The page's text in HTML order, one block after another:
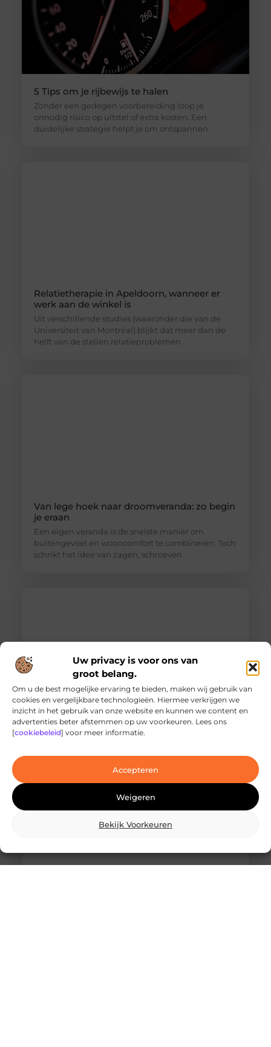
Uw privacy is voor ons van
groot belang.
Om u de best mogelijke ervaring te bieden, maken wij gebruik van
cookies en vergelijkbare technologieën. Hiermee verkrijgen we
inzicht in het gebruik van onze website en kunnen we content en
advertenties beter afstemmen op uw voorkeuren. Lees ons
[cookiebeleid] voor meer informatie.
Accepteren
Weigeren
Bekijk Voorkeuren
5 Tips om je rijbewijs te halen
Zonder een gedegen voorbereiding loop je
onnodig risico op uitstel of extra kosten. Een
duidelijke strategie helpt je om ontspannen
Relatietherapie in Apeldoorn, wanneer er
werk aan de winkel is
Uit verschillende studies (waaronder die van de
Universiteit van Montréal) blijkt dat meer dan de
helft van de stellen relatieproblemen
Van lege hoek naar droomveranda: zo begin
je eraan
Een eigen veranda is de snelste manier om
buitengevoel en wooncomfort te combineren. Toch
schrikt het idee van zagen, schroeven
Ontdek de innovatieve behandelingen in
jouw stad
laserbehandelingen in Den Haag? Dan ben je hier